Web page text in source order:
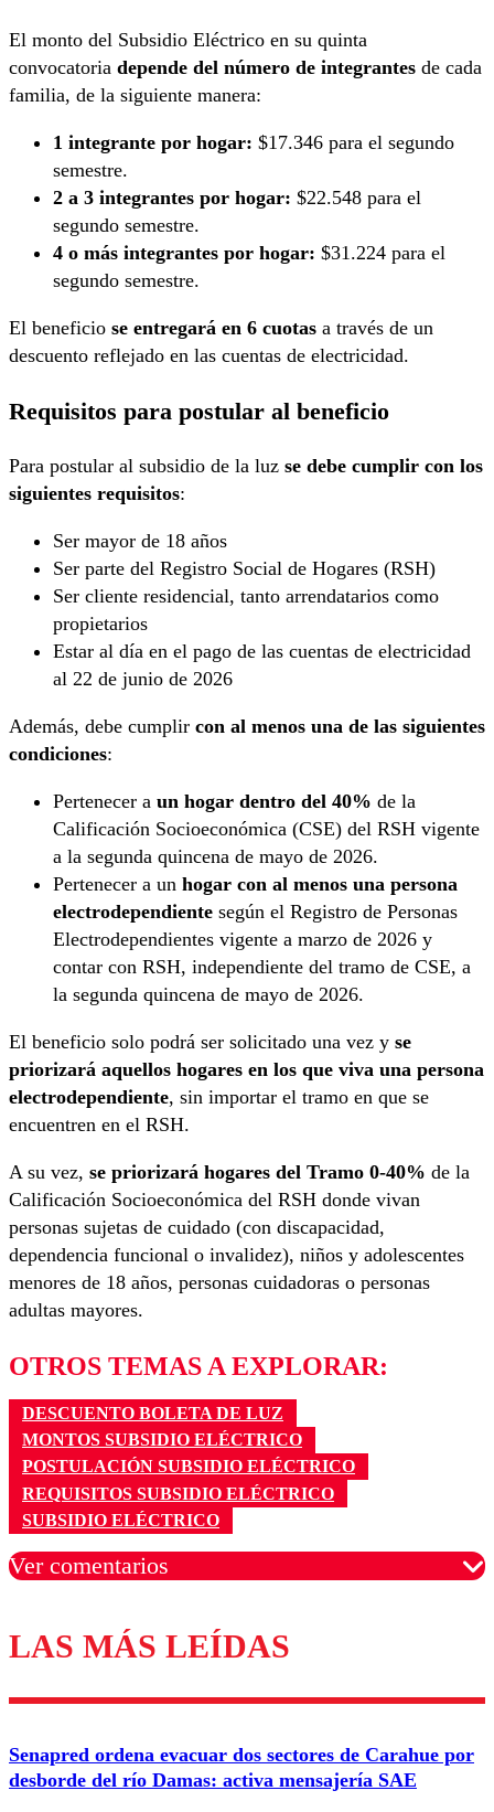
El monto del Subsidio Eléctrico en su quinta
convocatoria depende del número de integrantes de cada
familia, de la siguiente manera:
1 integrante por hogar: $17.346 para el segundo
semestre.
2 a 3 integrantes por hogar: $22.548 para el
segundo semestre.
4 o más integrantes por hogar: $31.224 para el
segundo semestre.
El beneficio se entregará en 6 cuotas a través de un
descuento reflejado en las cuentas de electricidad.
Requisitos para postular al beneficio
Para postular al subsidio de la luz se debe cumplir con los
siguientes requisitos:
Ser mayor de 18 años
Ser parte del Registro Social de Hogares (RSH)
Ser cliente residencial, tanto arrendatarios como
propietarios
Estar al día en el pago de las cuentas de electricidad
al 22 de junio de 2026
Además, debe cumplir con al menos una de las siguientes
condiciones:
Pertenecer a un hogar dentro del 40% de la
Calificación Socioeconómica (CSE) del RSH vigente
a la segunda quincena de mayo de 2026.
Pertenecer a un hogar con al menos una persona
electrodependiente según el Registro de Personas
Electrodependientes vigente a marzo de 2026 y
contar con RSH, independiente del tramo de CSE, a
la segunda quincena de mayo de 2026.
El beneficio solo podrá ser solicitado una vez y se
priorizará aquellos hogares en los que viva una persona
electrodependiente, sin importar el tramo en que se
encuentren en el RSH.
A su vez, se priorizará hogares del Tramo 0-40% de la
Calificación Socioeconómica del RSH donde vivan
personas sujetas de cuidado (con discapacidad,
dependencia funcional o invalidez), niños y adolescentes
menores de 18 años, personas cuidadoras o personas
adultas mayores.
OTROS TEMAS A EXPLORAR:
DESCUENTO BOLETA DE LUZ
MONTOS SUBSIDIO ELÉCTRICO
POSTULACIÓN SUBSIDIO ELÉCTRICO
REQUISITOS SUBSIDIO ELÉCTRICO
SUBSIDIO ELÉCTRICO
Ver comentarios
Los comentarios son moderados para garantizar un
diálogo respetuoso.
Correo
LAS MÁS LEÍDAS
Senapred ordena evacuar dos sectores de Carahue por
desborde del río Damas: activa mensajería SAE